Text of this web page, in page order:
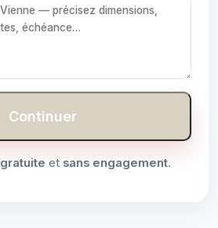
Continuer
gratuite et sans engagement.